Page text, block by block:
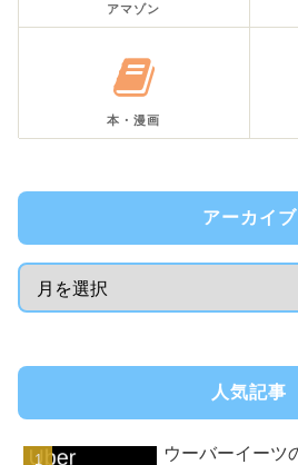
アマゾン
本・漫画
アーカイブ
人気記事
ウーバーイーツ